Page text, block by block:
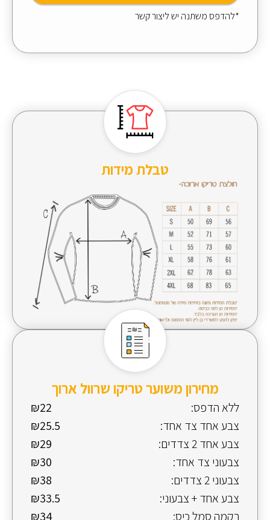
*להדפס משתנה יש ליצור קשר
טבלת מידות
מחירון משוער טריקו שרוול ארוך
ללא הדפס:
₪22
צבע אחד צד אחד:
₪25.5
צבע אחד 2 צדדים:
₪29
צבעוני צד אחד:
₪30
צבעוני 2 צדדים:
₪38
צבע אחד + צבעוני:
₪33.5
רקמה סמל כיס:
₪34